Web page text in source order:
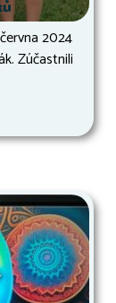
2024
Zúčastnili